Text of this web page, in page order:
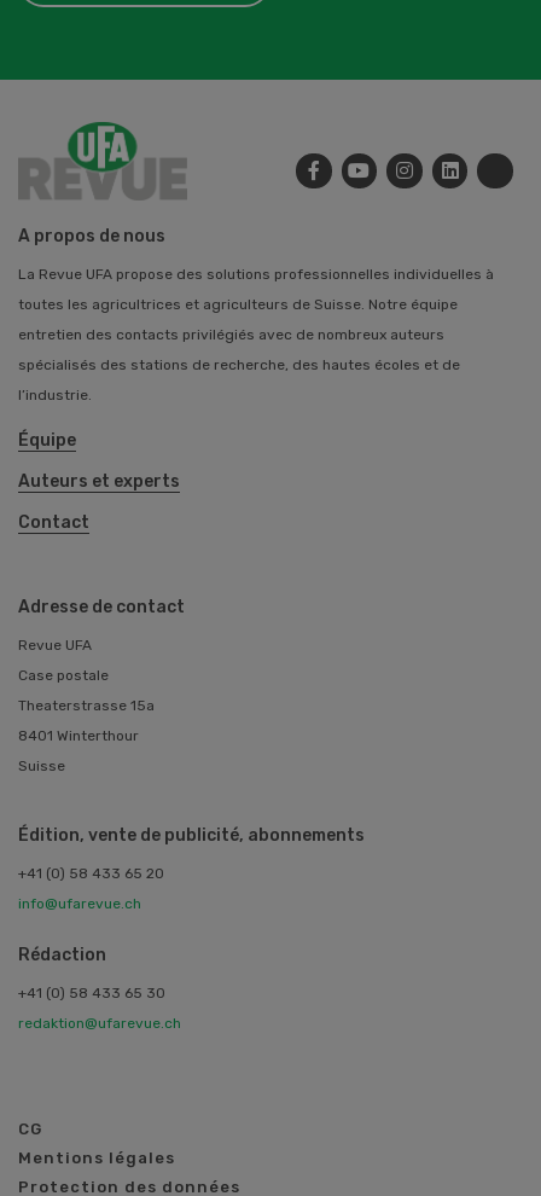
A propos de nous
La Revue UFA propose des solutions professionnelles individuelles à
toutes les agricultrices et agriculteurs de Suisse. Notre équipe
entretien des contacts privilégiés avec de nombreux auteurs
spécialisés des stations de recherche, des hautes écoles et de
l’industrie.
Équipe
Auteurs et experts
Contact
Adresse de contact
Revue UFA
Case postale
Theaterstrasse 15a
8401 Winterthour
Suisse
Édition, vente de publicité, abonnements
+41 (0) 58 433 65 20
info@ufarevue.ch
Rédaction
+41 (0) 58 433 65 30
redaktion@ufarevue.ch
CG
Mentions légales
Protection des données